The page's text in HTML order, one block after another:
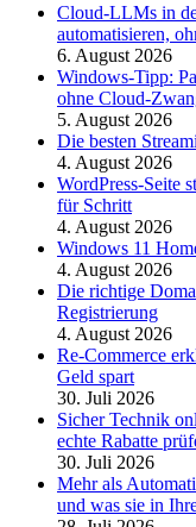
Cloud-LLMs in
automatisieren,
6. August 2026
Windows-Tipp:
ohne Cloud-
5. August 2026
Die besten
4. August 2026
WordPress-Seite
für Schritt
4. August 2026
Windows 11
4. August 2026
Die richtige
Registrierung
4. August 2026
Re-Commerce
Geld spart
30. Juli 2026
Sicher Technik
echte Rabatte
30. Juli 2026
Mehr als
und was sie in